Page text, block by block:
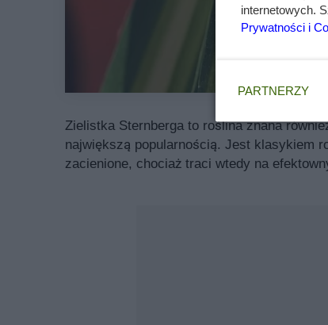
Zielistka Sternberga to roślina znana
największą popularnością. Jest klasykiem
zacienione, chociaż traci wtedy na
internetowych.
Prywatności i
PARTNERZY